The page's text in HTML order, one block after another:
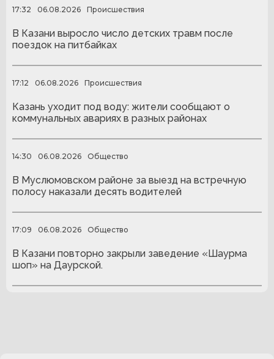
17:32 06.08.2026 Происшествия
В Казани выросло число детских травм после
поездок на питбайках
17:12 06.08.2026 Происшествия
Казань уходит под воду: жители сообщают о
коммунальных авариях в разных районах
14:30 06.08.2026 Общество
В Муслюмовском районе за выезд на встречную
полосу наказали десять водителей
17:09 06.08.2026 Общество
В Казани повторно закрыли заведение «Шаурма
шоп» на Даурской.